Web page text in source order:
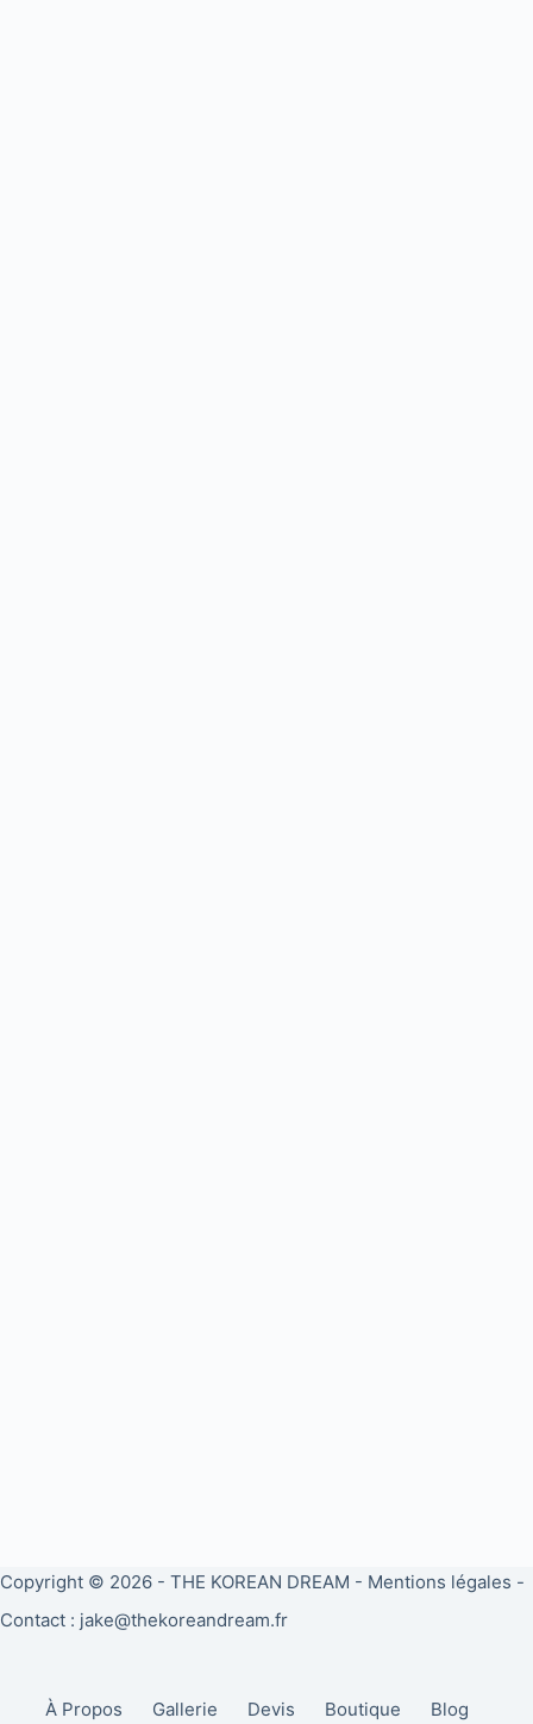
Copyright © 2026 - THE KOREAN DREAM - Mentions légales -
Contact : jake@thekoreandream.fr
À Propos Gallerie Devis Boutique Blog